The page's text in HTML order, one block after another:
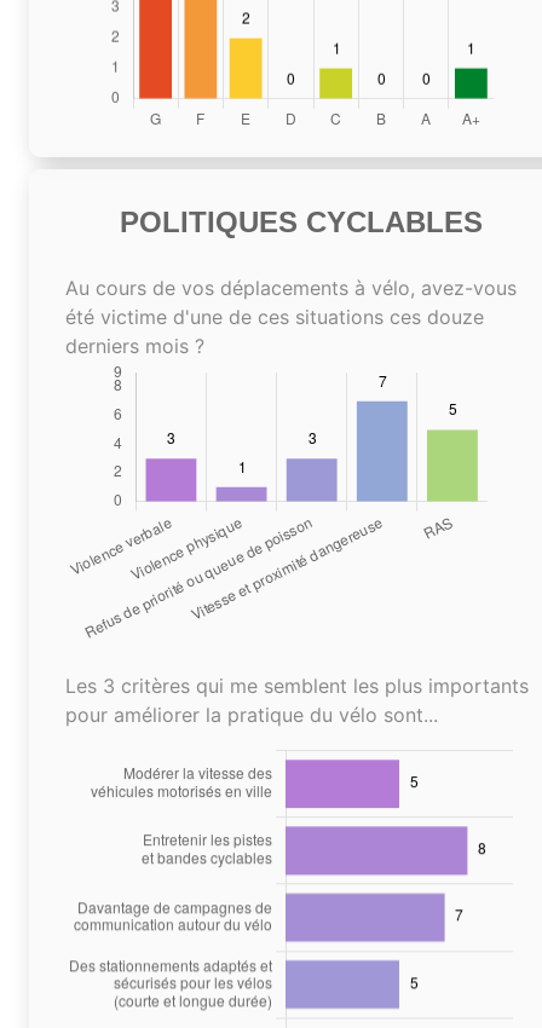
POLITIQUES CYCLABLES
Au cours de vos déplacements à vélo, avez-vous
été victime d'une de ces situations ces douze
derniers mois ?
Les 3 critères qui me semblent les plus importants
pour améliorer la pratique du vélo sont...